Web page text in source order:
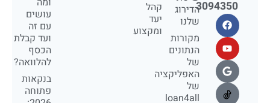
3094350הדירוג
שלנו
מקורות
הנתונים
של
האפליקציה
של
loan4all
קהל
יעד
ומקצוע
עושים
עם זה
ועד קבלת
הכסף
להלוואה?
בנקאות
פתוחה